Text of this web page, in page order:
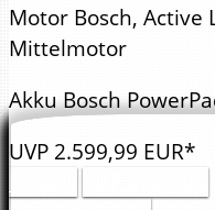
Motor Bosch, Active
Mittelmotor
AkkuBosch
UVP 2.599,99 EUR*